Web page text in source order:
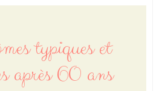
typiques et
après 60 ans